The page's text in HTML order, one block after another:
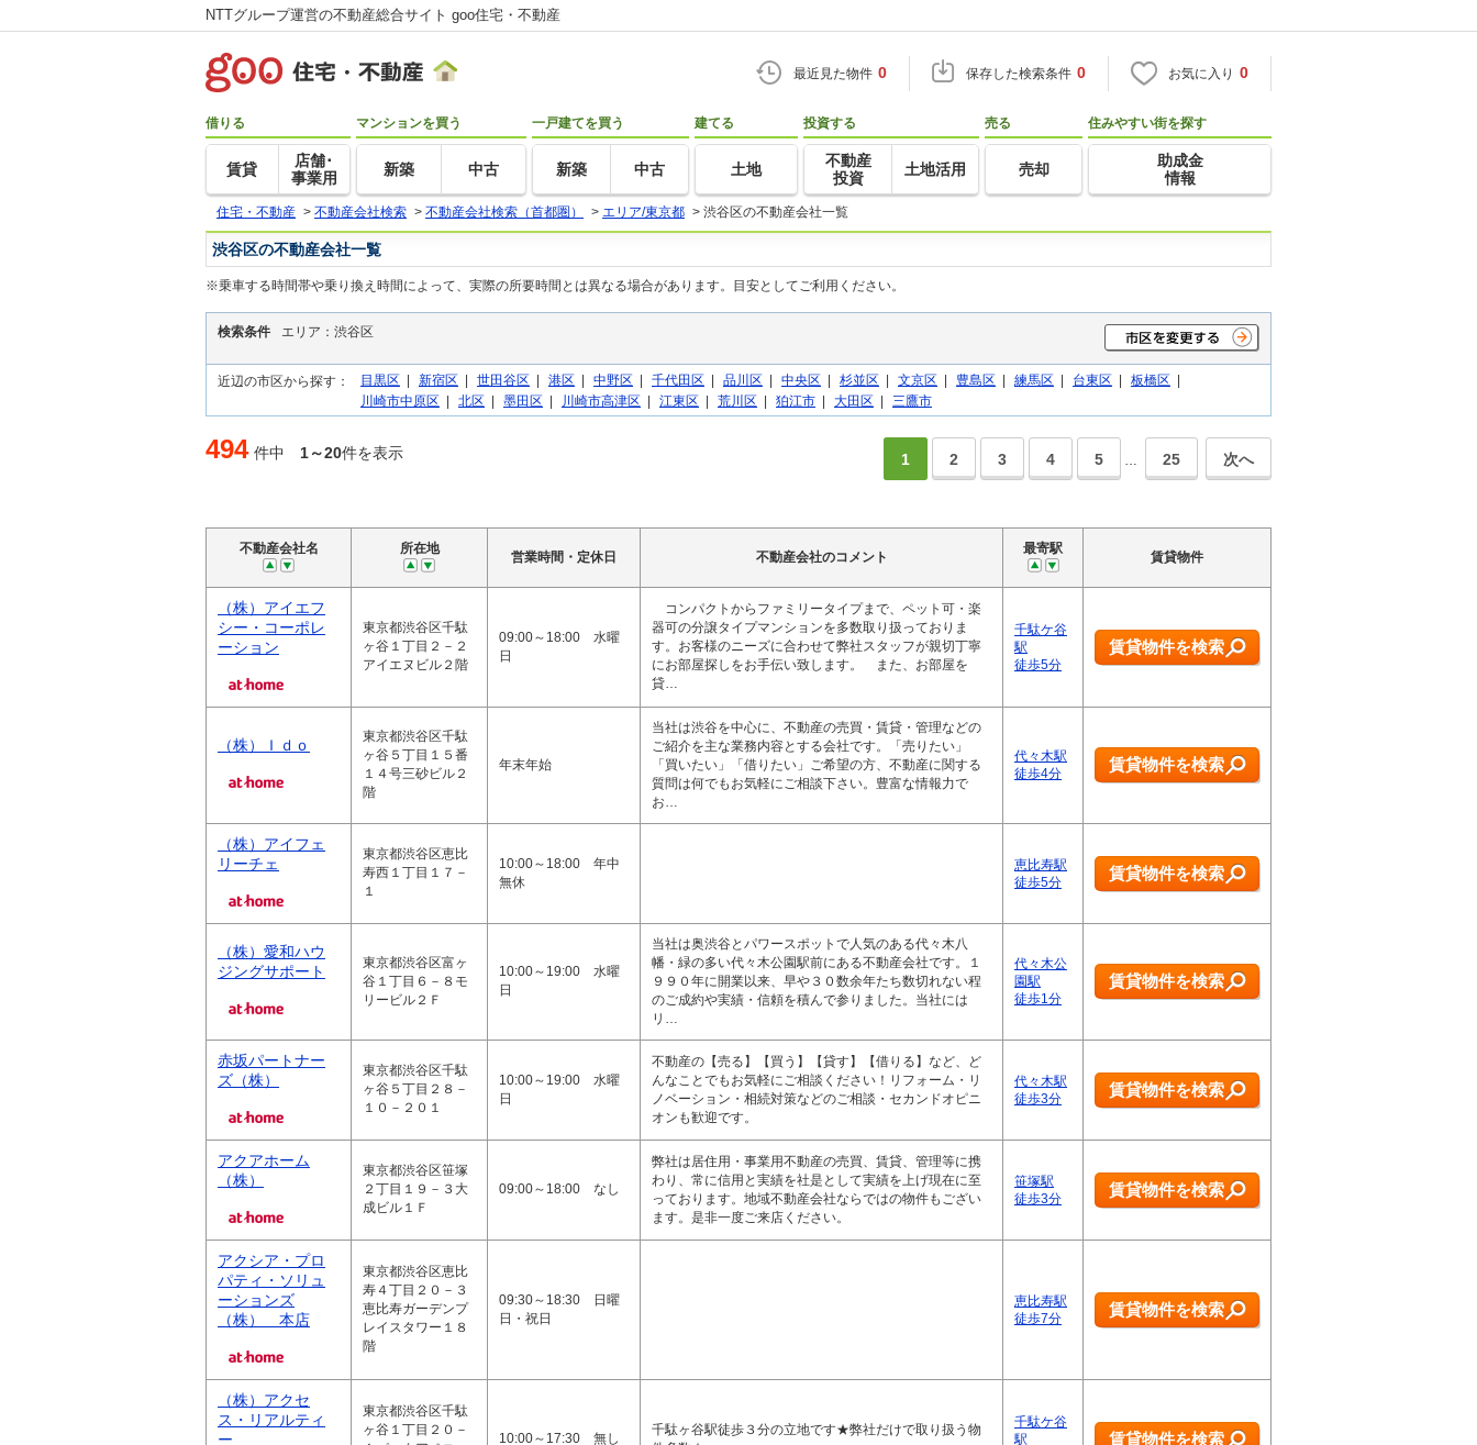
NTTグループ運営の不動産総合サイト goo住宅・不動産
最近見た物件 0 保存した検索条件 0 お気に入り 0
借りる
賃貸
店舗･
事業用
マンションを買う
新築 中古
一戸建てを買う
新築 中古
建てる
土地
投資する
不動産
投資
土地活用
売る
売却
住みやすい街を探す
助成金
情報
住宅・不動産 > 不動産会社検索 > 不動産会社検索（首都圏） > エリア/東京都 > 渋谷区の不動産会社一覧
渋谷区の不動産会社一覧
※乗車する時間帯や乗り換え時間によって、実際の所要時間とは異なる場合があります。目安としてご利用ください。
検索条件 エリア：渋谷区
近辺の市区から探す： 目黒区 | 新宿区 | 世田谷区 | 港区 | 中野区 | 千代田区 | 品川区 | 中央区 | 杉並区 | 文京区 | 豊島区 | 練馬区 | 台東区 | 板橋区 |
川崎市中原区 | 北区 | 墨田区 | 川崎市高津区 | 江東区 | 荒川区 | 狛江市 | 大田区 | 三鷹市
494 件中 1～20件を表示 1 2 3 4 5 … 25 次へ
不動産会社名 所在地
営業時間・定休日 不動産会社のコメント
最寄駅
賃貸物件
（株）アイエフ
シー・コーポレ
ーション
東京都渋谷区千駄
ヶ谷１丁目２－２
アイエヌビル２階
09:00～18:00 水曜
日
コンパクトからファミリータイプまで、ペット可・楽
器可の分譲タイプマンションを多数取り扱っておりま
す。お客様のニーズに合わせて弊社スタッフが親切丁寧
にお部屋探しをお手伝い致します。 また、お部屋を
貸…
千駄ケ谷
駅
徒歩5分
賃貸物件を検索
（株）Ｉｄｏ
東京都渋谷区千駄
ヶ谷５丁目１５番
１４号三砂ビル２
階
年末年始
当社は渋谷を中心に、不動産の売買・賃貸・管理などの
ご紹介を主な業務内容とする会社です。「売りたい」
「買いたい」「借りたい」ご希望の方、不動産に関する
質問は何でもお気軽にご相談下さい。豊富な情報力で
お…
代々木駅
徒歩4分
賃貸物件を検索
（株）アイフェ
リーチェ
東京都渋谷区恵比
寿西１丁目１７－
１
10:00～18:00 年中
無休
恵比寿駅
徒歩5分
賃貸物件を検索
（株）愛和ハウ
ジングサポート
東京都渋谷区富ヶ
谷１丁目６－８モ
リービル２Ｆ
10:00～19:00 水曜
日
当社は奥渋谷とパワースポットで人気のある代々木八
幡・緑の多い代々木公園駅前にある不動産会社です。１
９９０年に開業以来、早や３０数余年たち数切れない程
のご成約や実績・信頼を積んで参りました。当社には
リ…
代々木公
園駅
徒歩1分
賃貸物件を検索
赤坂パートナー
ズ（株）
東京都渋谷区千駄
ヶ谷５丁目２８－
１０－２０１
10:00～19:00 水曜
日
不動産の【売る】【買う】【貸す】【借りる】など、ど
んなことでもお気軽にご相談ください！リフォーム・リ
ノベーション・相続対策などのご相談・セカンドオピニ
オンも歓迎です。
代々木駅
徒歩3分
賃貸物件を検索
アクアホーム
（株）
東京都渋谷区笹塚
２丁目１９－３大
成ビル１Ｆ
09:00～18:00 なし
弊社は居住用・事業用不動産の売買、賃貸、管理等に携
わり、常に信用と実績を社是として実績を上げ現在に至
っております。地域不動産会社ならではの物件もござい
ます。是非一度ご来店ください。
笹塚駅
徒歩3分
賃貸物件を検索
アクシア・プロ
パティ・ソリュ
ーションズ
（株） 本店
東京都渋谷区恵比
寿４丁目２０－３
恵比寿ガーデンプ
レイスタワー１８
階
09:30～18:30 日曜
日・祝日
恵比寿駅
徒歩7分
賃貸物件を検索
（株）アクセ
ス・リアルティ
ー
東京都渋谷区千駄
ヶ谷１丁目２０－
10:00～17:30 無し
千駄ヶ谷駅徒歩３分の立地です★弊社だけで取り扱う物
千駄ケ谷
駅
賃貸物件を検索